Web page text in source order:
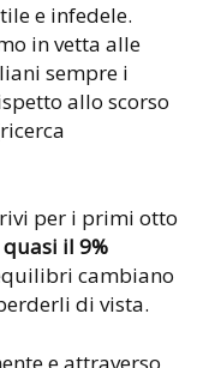
e infedele.
in vetta alle
sempre i
allo scorso
per i primi otto
il 9%
cambiano
di vista.